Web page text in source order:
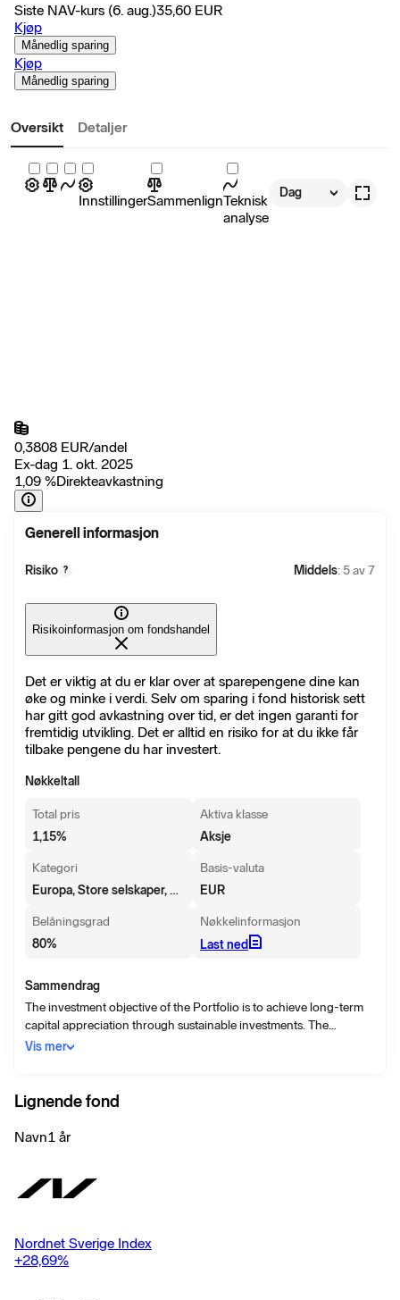
Siste NAV-kurs (6. aug.)35,60 EUR
Kjøp
Månedlig sparing
Kjøp
Månedlig sparing
Oversikt Detaljer
InnstillingerSammenlignTeknisk
analyse
Dag
0,3808 EUR/andel
Ex-dag 1. okt. 2025
1,09 %Direkteavkastning
Generell informasjon
Risiko ? Middels: 5 av 7
Risikoinformasjon om fondshandel
Det er viktig at du er klar over at sparepengene dine kan
øke og minke i verdi. Selv om sparing i fond historisk sett
har gitt god avkastning over tid, er det ingen garanti for
fremtidig utvikling. Det er alltid en risiko for at du ikke får
tilbake pengene du har investert.
Nøkkeltall
Total pris
1,15%
Aktiva klasse
Aksje
Kategori
Europa, Store selskaper, Blanding
Basis-valuta
EUR
Belåningsgrad
80%
Nøkkelinformasjon
Last ned
Sammendrag
The investment objective of the Portfolio is to achieve long-term
capital appreciation through sustainable investments. The
Portfolio invests in European companies listed on one of the
Vis mer
Lignende fond
Navn1 år
Nordnet Sverige Index
+28,69%